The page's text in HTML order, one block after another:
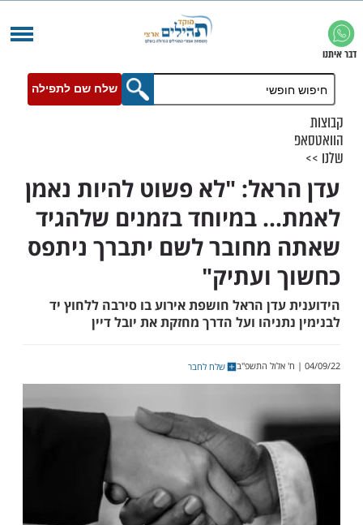
שלח שם לתפילה
"לא פשוט להיות נאמן
במיוחד בזמנים שלהגיד
לשם יתברך ניתפס
עדן הראל חושפת אירוע בו סירבה ללחוץ יד
ועל הדרך מחזקת את יובל דיין
שלח לחבר